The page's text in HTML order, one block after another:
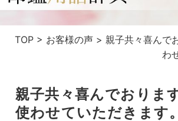
TOP> お客様の声> 親子共々喜んで
わ
親子共々喜んでおりま
使わせていただきます。